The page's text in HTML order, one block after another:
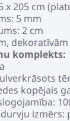
x 205 cm
5 mm
2 cm
komplekts:
kopējais
izmērs: